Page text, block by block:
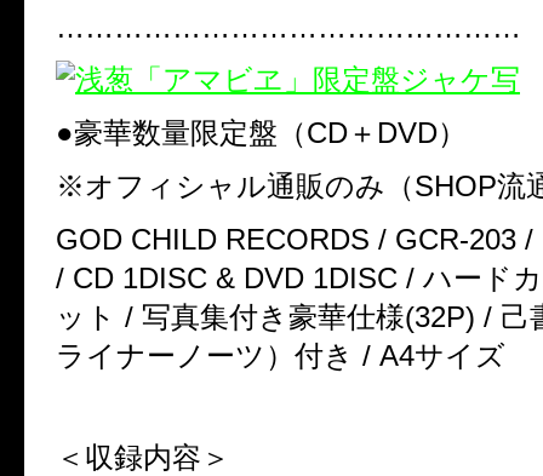
…………………………………………
●豪華数量限定盤（CD＋DVD）
※オフィシャル通販のみ（SHOP流
GOD CHILD RECORDS / GCR-203
/ CD 1DISC & DVD 1DISC / ハード
ット / 写真集付き豪華仕様(32P) / 己
ライナーノーツ）付き / A4サイズ
＜収録内容＞